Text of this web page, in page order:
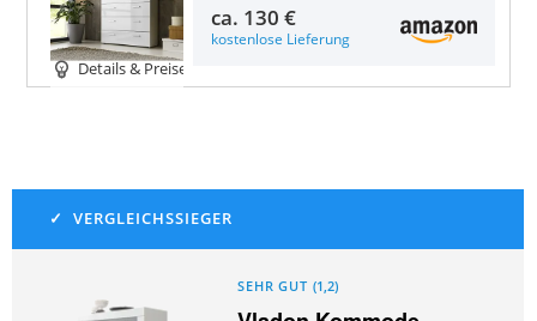
Details & Preise
ca. 130 €
kostenlose Lieferung
SEHR GUT (1,2)